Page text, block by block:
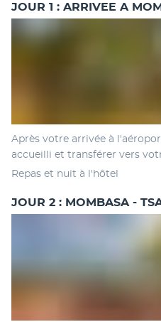
JOUR 1 : ARRIVEE A
Après votre arrivée à
accueilli et transférer vers
Repas et nuit à l'hôtel
JOUR 2 : MOMBASA -